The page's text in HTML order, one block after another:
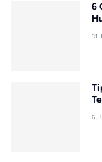
6
31
6